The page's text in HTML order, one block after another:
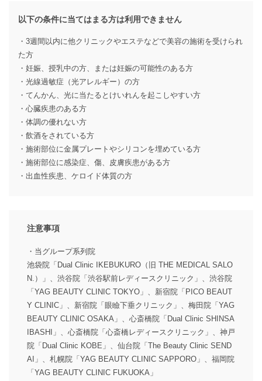
以下の条件に当てはまる方は利用できません
・3週間以内に他クリニックやエステなどで美容の施術を受けられ
た方
・妊娠、授乳中の方、または妊娠の可能性のある方
・光線過敏症（光アレルギー）の方
・てんかん、光に当たるとけいれんを起こしやすい方
・心臓疾患のある方
・体調の優れない方
・飲酒をされている方
・施術部位に金属プレートやシリコンを埋めている方
・施術部位に感染症、傷、皮膚疾患がある方
・出血性疾患、ケロイド体質の方
注意事項
・当グループ系列院
池袋院「Dual Clinic IKEBUKURO（旧 THE MEDICAL SALO
N.）」、渋谷院「渋谷駅前レディースクリニック」、渋谷院
「YAG BEAUTY CLINIC TOKYO」、新宿院「PICO BEAUT
Y CLINIC」、新宿院「眼瞼下垂クリニック」、梅田院「YAG
BEAUTY CLINIC OSAKA」、心斎橋院「Dual Clinic SHINSA
IBASHI」、心斎橋院「心斎橋レディースクリニック」、神戸
院「Dual Clinic KOBE」、仙台院「The Beauty Clinic SEND
AI」、札幌院「YAG BEAUTY CLINIC SAPPORO」、福岡院
「YAG BEAUTY CLINIC FUKUOKA」